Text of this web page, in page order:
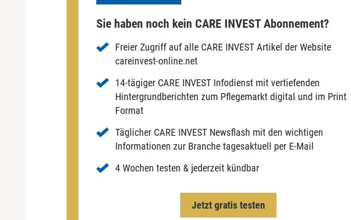
Sie haben noch kein CARE INVEST Abonnement?
Freier Zugriff auf alle CARE INVEST Artikel der Website
careinvest-online.net
14-tägiger CARE INVEST Infodienst mit vertiefenden
Hintergrundberichten zum Pflegemarkt digital und im Print
Format
Täglicher CARE INVEST Newsflash mit den wichtigen
Informationen zur Branche tagesaktuell per E-Mail
4 Wochen testen & jederzeit kündbar
Jetzt gratis testen